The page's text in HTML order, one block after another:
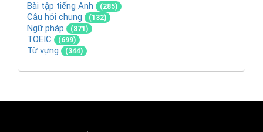
Bài tập tiếng Anh (285)
Câu hỏi chung (132)
Ngữ pháp (871)
TOEIC (699)
Từ vựng (344)